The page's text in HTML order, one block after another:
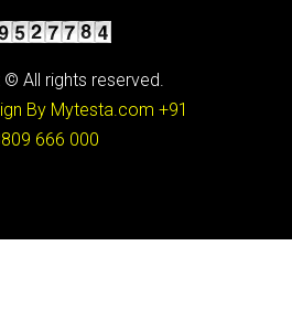
© All rights reserved.
By Mytesta.com +91
666 000